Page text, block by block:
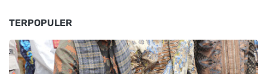
TERPOPULER